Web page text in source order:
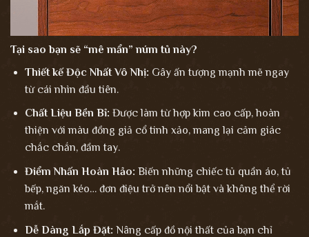
Tại sao bạn sẽ “mê mẩn” núm tủ này?
Thiết kế Độc Nhất Vô Nhị: Gây ấn tượng mạnh mẽ ngay
từ cái nhìn đầu tiên.
Chất Liệu Bền Bỉ: Được làm từ hợp kim cao cấp, hoàn
thiện với màu đồng giả cổ tinh xảo, mang lại cảm giác
chắc chắn, đầm tay.
Điểm Nhấn Hoàn Hảo: Biến những chiếc tủ quần áo, tủ
bếp, ngăn kéo… đơn điệu trở nên nổi bật và không thể rời
mắt.
Dễ Dàng Lắp Đặt: Nâng cấp đồ nội thất của bạn chỉ